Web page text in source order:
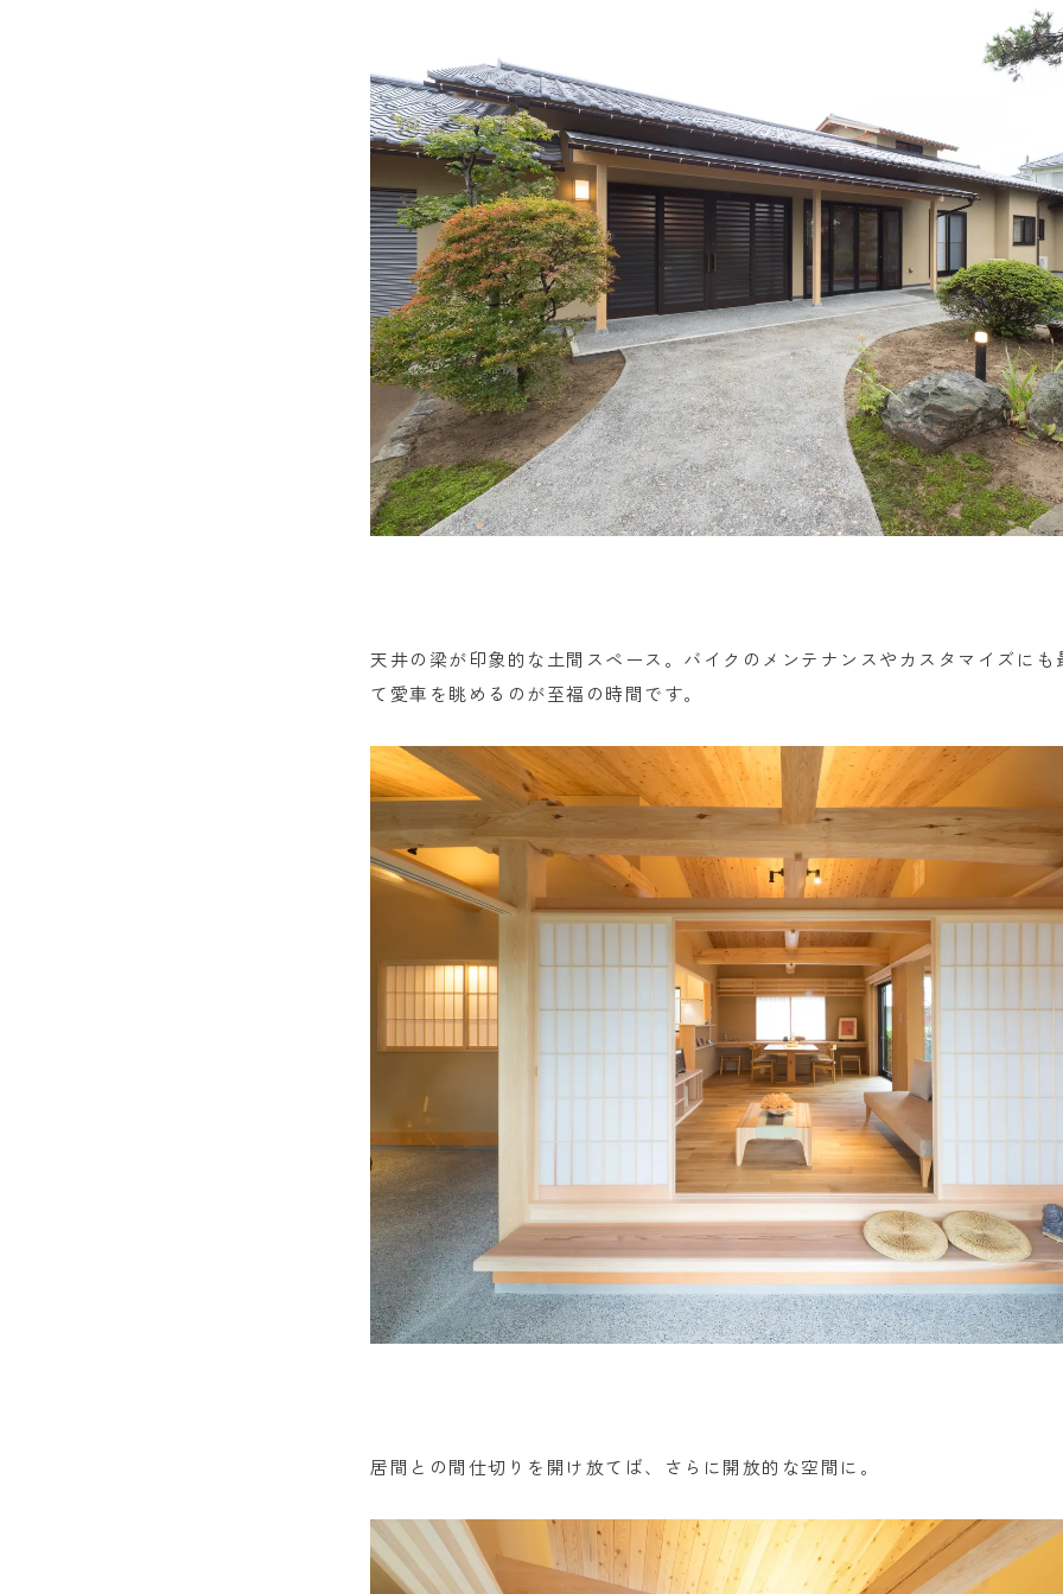
天井の梁が印象的な土間スペース。バイクのメンテナンスやカスタマイズに
て愛車を眺めるのが至福の時間です。
居間との間仕切りを開け放てば、さらに開放的な空間に。